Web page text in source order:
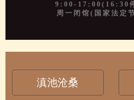
9:00-17:00(16:30
周一闭馆(国家法定
滇池沧桑